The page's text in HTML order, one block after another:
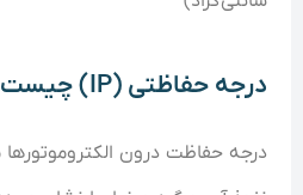
درجه حفاظتی (IP) چیست؟
درجه حفاظت درون الکتروموتور‌ها